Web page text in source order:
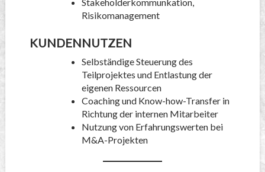
Risikomanagement
KUNDENNUTZEN
Selbständige Steuerung des
Teilprojektes und Entlastung der
eigenen Ressourcen
Coaching und Know-how-Transfer in
Richtung der internen Mitarbeiter
Nutzung von Erfahrungswerten bei
M&A-Projekten